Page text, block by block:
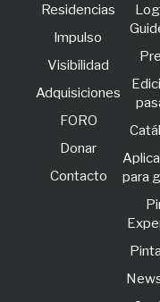
Residencias
lmpulso
Visibilidad
Adquisiciones
FORO
Donar
Contacto
para